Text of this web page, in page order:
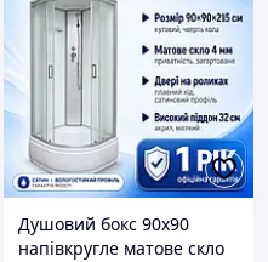
Душовий бокс 90х90
напівкругле матове скло